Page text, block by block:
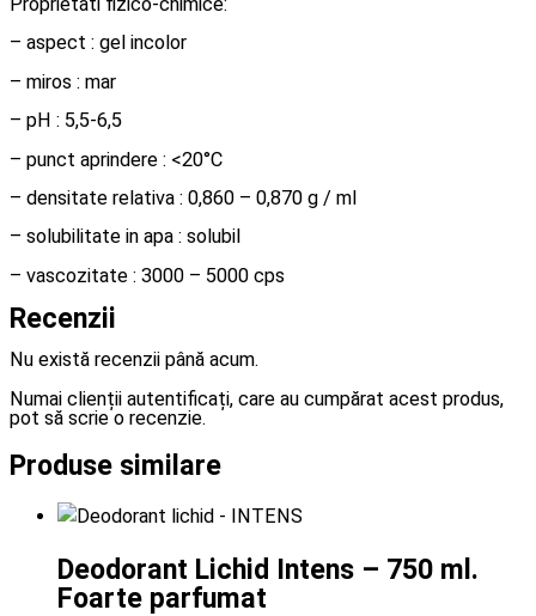
– aspect : gel incolor
– miros : mar
– pH : 5,5-6,5
– punct aprindere : <20°C
– densitate relativa : 0,860 – 0,870 g / ml
– solubilitate in apa : solubil
– vascozitate : 3000 – 5000 cps
Recenzii
Nu există recenzii până acum.
Numai clienții autentificați, care au cumpărat acest produs,
pot să scrie o recenzie.
Produse similare
Deodorant Lichid Intens – 750 ml.
Foarte parfumat